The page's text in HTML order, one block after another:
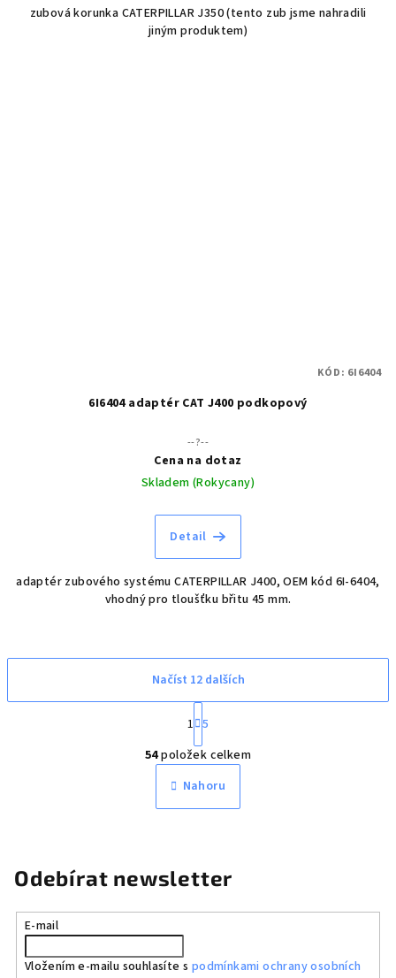
zubová korunka CATERPILLAR J350 (tento zub jsme nahradili
jiným produktem)
6I6404 adaptér CAT J400 podkopový
--?--
Cena na dotaz
Skladem (Rokycany)
Detail
adaptér zubového systému CATERPILLAR J400, OEM kód 6I-6404,
vhodný pro tloušťku břitu 45 mm.
KÓD: 6I6404
O
v
l
á
í
k
Načíst 12 dalších
S
t
r
á
n
k
o
í
1 5
54položek celkem
Nahoru
Odebírat newsletter
E-mail
Vložením e-mailu souhlasíte s podmínkami ochrany osobních